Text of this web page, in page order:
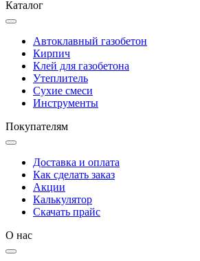
Каталог
Автоклавный газобетон
Кирпич
Клей для газобетона
Утеплитель
Сухие смеси
Инструменты
Покупателям
Доставка и оплата
Как сделать заказ
Акции
Калькулятор
Скачать прайс
О нас